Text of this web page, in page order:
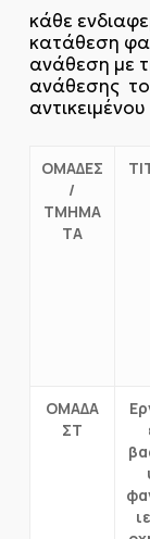
κάθε
κατάθεση
ανάθεση με
ανάθεσης
ΟΜΑΔΕΣ
/
ΤΜΗΜΑ
ΤΑ
ΟΜΑΔΑ
ΣΤ